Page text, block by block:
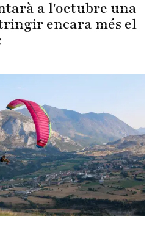
a l'octubre una
encara més el